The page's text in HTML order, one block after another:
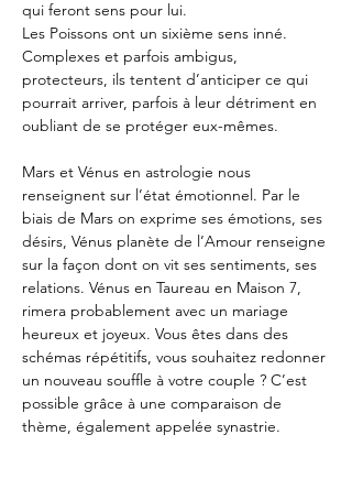
qui feront sens pour lui.
Les Poissons ont un sixième sens inné.
Complexes et parfois ambigus,
protecteurs, ils tentent d’anticiper ce qui
pourrait arriver, parfois à leur détriment en
oubliant de se protéger eux-mêmes.
Mars et Vénus en astrologie nous
renseignent sur l’état émotionnel. Par le
biais de Mars on exprime ses émotions, ses
désirs, Vénus planète de l’Amour renseigne
sur la façon dont on vit ses sentiments, ses
relations. Vénus en Taureau en Maison 7,
rimera probablement avec un mariage
heureux et joyeux. Vous êtes dans des
schémas répétitifs, vous souhaitez redonner
un nouveau souffle à votre couple ? C’est
possible grâce à une comparaison de
thème, également appelée synastrie.